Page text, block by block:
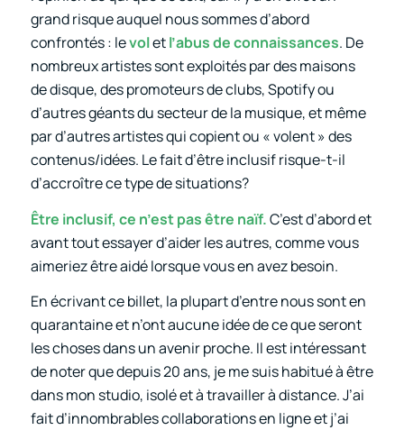
grand risque auquel nous sommes d’abord
confrontés : levoletl’abus de connaissances. De
nombreux artistes sont exploités par des maisons
de disque, des promoteurs de clubs, Spotify ou
d’autres géants du secteur de la musique, et même
par d’autres artistes qui copient ou « volent » des
contenus/idées. Le fait d’être inclusif risque-t-il
d’accroître ce type de situations?
Être inclusif, ce n’est pas être naïf.C’est d’abord et
avant tout essayer d’aider les autres, comme vous
aimeriez être aidé lorsque vous en avez besoin.
En écrivant ce billet, la plupart d’entre nous sont en
quarantaine et n’ont aucune idée de ce que seront
les choses dans un avenir proche. Il est intéressant
de noter que depuis 20 ans, je me suis habitué à être
dans mon studio, isolé et à travailler à distance. J’ai
fait d’innombrables collaborations en ligne et j’ai